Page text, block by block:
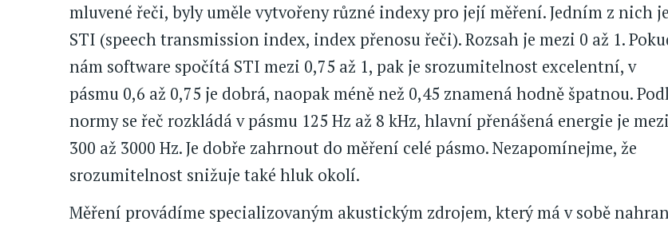
mluvené řeči, byly uměle vytvořeny různé indexy pro její měření. Jedním z nich je
STI (speech transmission index, index přenosu řeči). Rozsah je mezi 0 až 1.
nám software spočítá STI mezi 0,75 až 1, pak je srozumitelnost excelentní, v
pásmu 0,6 až 0,75 je dobrá, naopak méně než 0,45 znamená hodně špatnou.
normy se řeč rozkládá v pásmu 125 Hz až 8 kHz, hlavní přenášená energie je mezi
300 až 3000 Hz. Je dobře zahrnout do měření celé pásmo. Nezapomínejme, že
srozumitelnost snižuje také hluk okolí.
Měření provádíme specializovaným akustickým zdrojem, který má v sobě